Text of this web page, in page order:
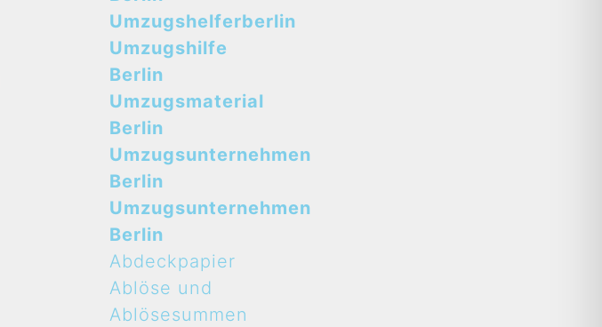
Umzugshelferberlin
Umzugshilfe
Berlin
Umzugsmaterial
Berlin
Umzugsunternehmen
Berlin
Umzugsunternehmen
Berlin
Abdeckpapier
Ablöse und
Ablösesummen